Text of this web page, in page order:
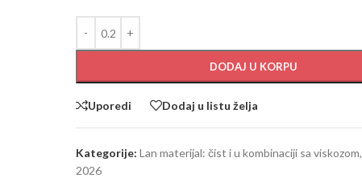
DODAJ U KORPU
Uporedi Dodaj u listu želja
Kategorije: Lan materijal: čist i u kombinaciji sa viskozom,
2026